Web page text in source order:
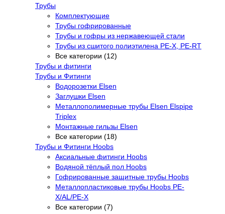
Трубы
Комплектующие
Трубы гофрированные
Трубы и гофры из нержавеющей стали
Трубы из сшитого полиэтилена PE-X, PE-RT
Все категории (12)
Трубы и фитинги
Трубы и Фитинги
Водорозетки Elsen
Заглушки Elsen
Металлополимерные трубы Elsen Elspipe
Triplex
Монтажные гильзы Elsen
Все категории (18)
Трубы и Фитинги Hoobs
Аксиальные фитинги Hoobs
Водяной тёплый пол Hoobs
Гофрированные защитные трубы Hoobs
Металлопластиковые трубы Hoobs PE-
X/AL/PE-X
Все категории (7)